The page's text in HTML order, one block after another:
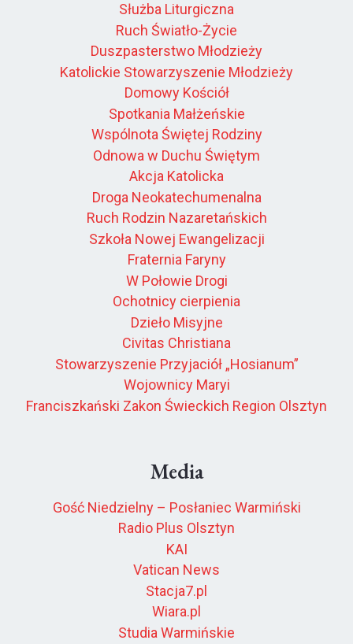
Służba Liturgiczna
Ruch Światło-Życie
Duszpasterstwo Młodzieży
Katolickie Stowarzyszenie Młodzieży
Domowy Kościół
Spotkania Małżeńskie
Wspólnota Świętej Rodziny
Odnowa w Duchu Świętym
Akcja Katolicka
Droga Neokatechumenalna
Ruch Rodzin Nazaretańskich
Szkoła Nowej Ewangelizacji
Fraternia Faryny
W Połowie Drogi
Ochotnicy cierpienia
Dzieło Misyjne
Civitas Christiana
Stowarzyszenie Przyjaciół „Hosianum”
Wojownicy Maryi
Franciszkański Zakon Świeckich Region Olsztyn
Media
Gość Niedzielny – Posłaniec Warmiński
Radio Plus Olsztyn
KAI
Vatican News
Stacja7.pl
Wiara.pl
Studia Warmińskie